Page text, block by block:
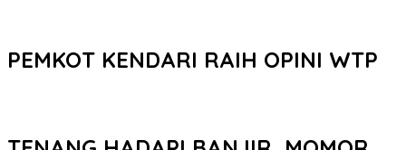
PEMKOT KENDARI RAIH OPINI WTP